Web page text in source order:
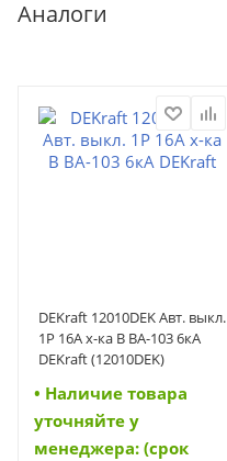
Аналоги
DEKraft 12010DEK Авт. выкл.
1Р 16А х-ка B ВА-103 6кА
DEKraft (12010DEK)
• Наличие товара
уточняйте у
менеджера: (срок